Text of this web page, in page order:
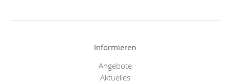
Informieren
Angebote
Aktuelles